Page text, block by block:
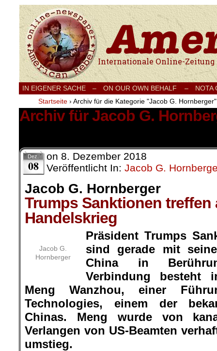
Internationale Onlinezeitung für Frieden,
IN EIGENER SACHE – ON OUR OWN BEHALF –
NOTA
Startseite › Archiv für die Kategorie "Jacob G. Hornberger"
Archiv für Jacob G.
Dez.
08
on 8. Dezember 2018
Veröffentlicht In: Jacob G.
Jacob G. Hornberger
Trumps Sanktionen treffen
Handelskrieg
Jacob G.
Hornberger
Präsident Trumps
sind gerade mit
China in
Verbindung besteht
Meng Wanzhou, einer
Technologies, einem der
Chinas. Meng wurde von
Verlangen von US-Beamten
umstieg.